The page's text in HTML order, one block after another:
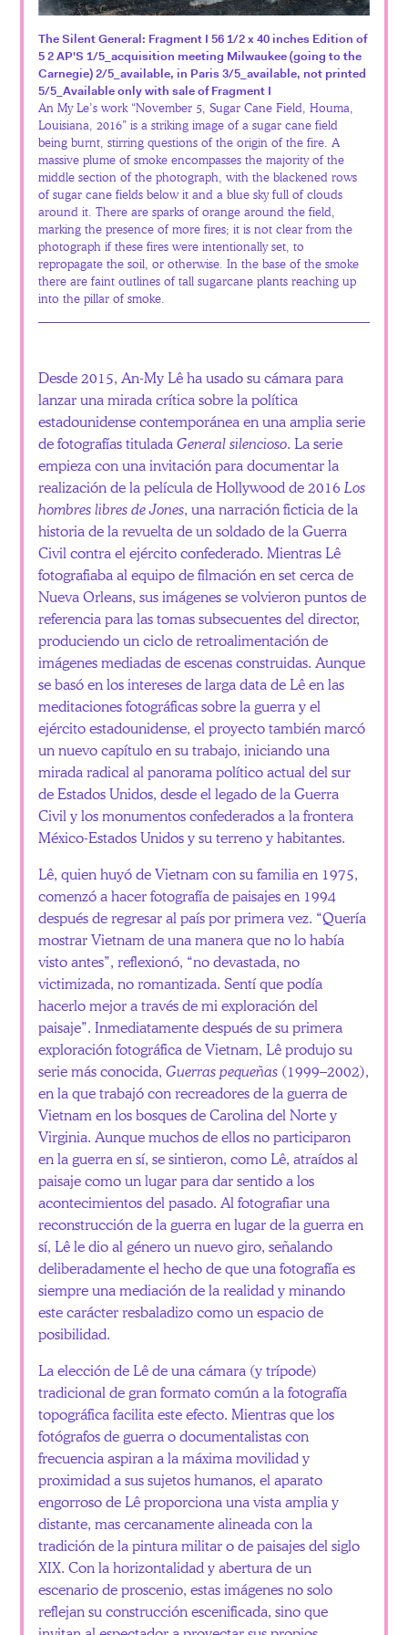
The Silent General: Fragment I 56 1/2 x 40 inches Edition of
5 2 AP'S 1/5_acquisition meeting Milwaukee (going to the
Carnegie) 2/5_available, in Paris 3/5_available, not printed
5/5_Available only with sale of Fragment I
An My Le’s work “November 5, Sugar Cane Field, Houma,
Louisiana, 2016” is a striking image of a sugar cane field
being burnt, stirring questions of the origin of the fire. A
massive plume of smoke encompasses the majority of the
middle section of the photograph, with the blackened rows
of sugar cane fields below it and a blue sky full of clouds
around it. There are sparks of orange around the field,
marking the presence of more fires; it is not clear from the
photograph if these fires were intentionally set, to
repropagate the soil, or otherwise. In the base of the smoke
there are faint outlines of tall sugarcane plants reaching up
into the pillar of smoke.
Desde 2015, An-My Lê ha usado su cámara para
lanzar una mirada crítica sobre la política
estadounidense contemporánea en una amplia serie
de fotografías tituladaGeneral silencioso. La serie
empieza con una invitación para documentar la
realización de la película de Hollywood de 2016 Los
hombres libres de Jones, una narración ficticia de la
historia de la revuelta de un soldado de la Guerra
Civil contra el ejército confederado. Mientras Lê
fotografiaba al equipo de filmación en set cerca de
Nueva Orleans, sus imágenes se volvieron puntos de
referencia para las tomas subsecuentes del director,
produciendo un ciclo de retroalimentación de
imágenes mediadas de escenas construidas. Aunque
se basó en los intereses de larga data de Lê en las
meditaciones fotográficas sobre la guerra y el
ejército estadounidense, el proyecto también marcó
un nuevo capítulo en su trabajo, iniciando una
mirada radical al panorama político actual del sur
de Estados Unidos, desde el legado de la Guerra
Civil y los monumentos confederados a la frontera
México-Estados Unidos y su terreno y habitantes.
Lê, quien huyó de Vietnam con su familia en 1975,
comenzó a hacer fotografía de paisajes en 1994
después de regresar al país por primera vez. “Quería
mostrar Vietnam de una manera que no lo había
visto antes”, reflexionó, “no devastada, no
victimizada, no romantizada. Sentí que podía
hacerlo mejor a través de mi exploración del
paisaje”. Inmediatamente después de su primera
exploración fotográfica de Vietnam, Lê produjo su
serie más conocida,Guerras pequeñas (1999–2002),
en la que trabajó con recreadores de la guerra de
Vietnam en los bosques de Carolina del Norte y
Virginia. Aunque muchos de ellos no participaron
en la guerra en sí, se sintieron, como Lê, atraídos al
paisaje como un lugar para dar sentido a los
acontecimientos del pasado. Al fotografiar una
reconstrucción de la guerra en lugar de la guerra en
sí, Lê le dio al género un nuevo giro, señalando
deliberadamente el hecho de que una fotografía es
siempre una mediación de la realidad y minando
este carácter resbaladizo como un espacio de
posibilidad.
La elección de Lê de una cámara (y trípode)
tradicional de gran formato común a la fotografía
topográfica facilita este efecto. Mientras que los
fotógrafos de guerra o documentalistas con
frecuencia aspiran a la máxima movilidad y
proximidad a sus sujetos humanos, el aparato
engorroso de Lê proporciona una vista amplia y
distante, mas cercanamente alineada con la
tradición de la pintura militar o de paisajes del siglo
XIX. Con la horizontalidad y abertura de un
escenario de proscenio, estas imágenes no solo
reflejan su construcción escenificada, sino que